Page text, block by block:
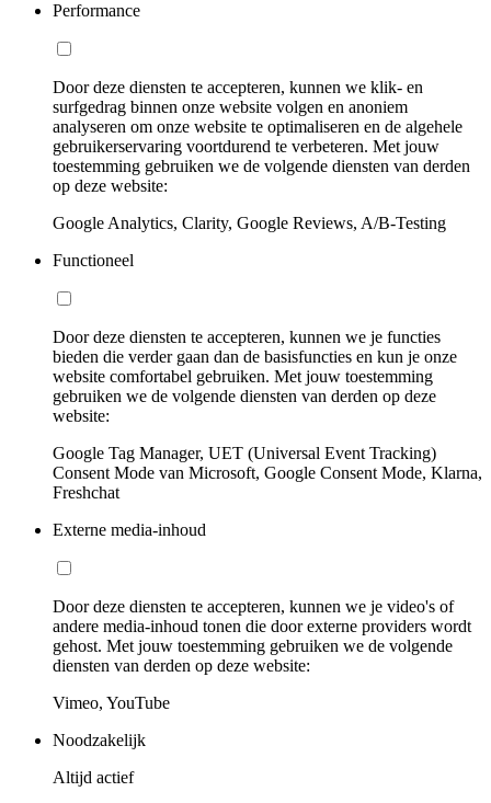
Performance
Door deze diensten te accepteren, kunnen we klik- en
surfgedrag binnen onze website volgen en anoniem
analyseren om onze website te optimaliseren en de algehele
gebruikerservaring voortdurend te verbeteren. Met jouw
toestemming gebruiken we de volgende diensten van derden
op deze website:
Google Analytics, Clarity, Google Reviews, A/B-Testing
Functioneel
Door deze diensten te accepteren, kunnen we je functies
bieden die verder gaan dan de basisfuncties en kun je onze
website comfortabel gebruiken. Met jouw toestemming
gebruiken we de volgende diensten van derden op deze
website:
Google Tag Manager, UET (Universal Event Tracking)
Consent Mode van Microsoft, Google Consent Mode, Klarna,
Freshchat
Externe media-inhoud
Door deze diensten te accepteren, kunnen we je video's of
andere media-inhoud tonen die door externe providers wordt
gehost. Met jouw toestemming gebruiken we de volgende
diensten van derden op deze website:
Vimeo, YouTube
Noodzakelijk
Altijd actief